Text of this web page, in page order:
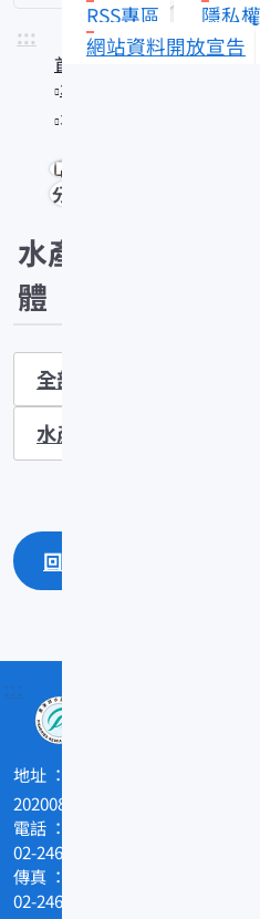
RSS專區
隱私
網站資料開放宣告
:::
首頁
水產知識館
水產多媒體
分享
水產多媒
體
全部
水產資訊
回上一頁
:::
地址
202008基隆市和一路199號
電話
02-24622101
傳真
02-24629388